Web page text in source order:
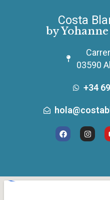
Costa
by
03590
+34